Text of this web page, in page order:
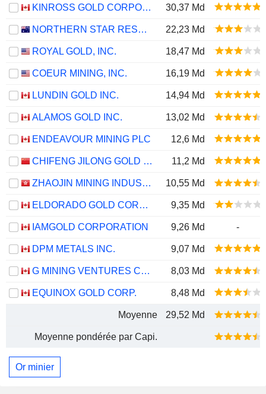
KINROSS GOLD CORPORATION 30,37 Md
NORTHERN STAR RESOURCES LIMITED 22,23 Md
ROYAL GOLD, INC. 18,47 Md
COEUR MINING, INC. 16,19 Md
LUNDIN GOLD INC. 14,94 Md
ALAMOS GOLD INC. 13,02 Md
ENDEAVOUR MINING PLC 12,6 Md
CHIFENG JILONG GOLD MINING GROUP LIMITED 11,2 Md
ZHAOJIN MINING INDUSTRY COMPANY LIMITED 10,55 Md
ELDORADO GOLD CORPORATION 9,35 Md
IAMGOLD CORPORATION 9,26 Md -
DPM METALS INC. 9,07 Md
G MINING VENTURES CORP. 8,03 Md
EQUINOX GOLD CORP. 8,48 Md
Moyenne 29,52 Md
Moyenne pondérée par Capi.
Or minier